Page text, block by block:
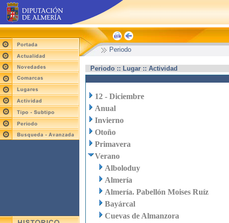
Periodo
Periodo :: Lugar :: Actividad
12 - Diciembre
Anual
Invierno
Otoño
Primavera
Verano
Alboloduy
Almería
Almería. Pabellón Moises Ruíz
Bayárcal
Cuevas de Almanzora